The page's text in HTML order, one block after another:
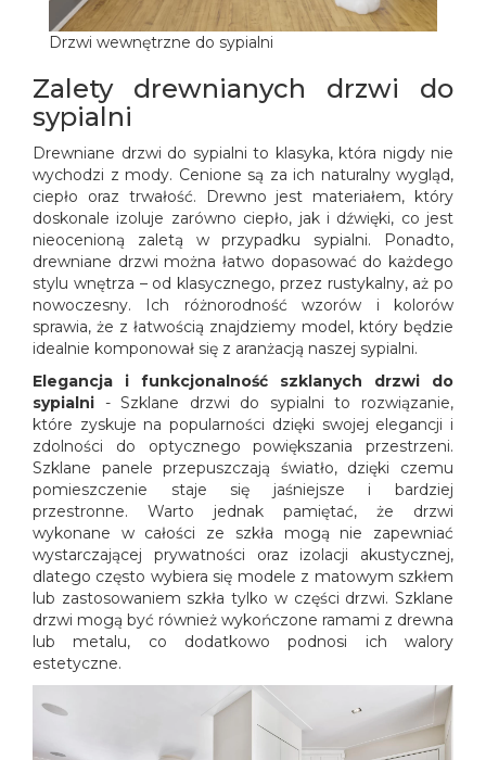
Drzwi wewnętrzne do sypialni
Zalety drewnianych drzwi do
sypialni
Drewniane drzwi do sypialni to klasyka, która nigdy nie
wychodzi z mody. Cenione są za ich naturalny wygląd,
ciepło oraz trwałość. Drewno jest materiałem, który
doskonale izoluje zarówno ciepło, jak i dźwięki, co jest
nieocenioną zaletą w przypadku sypialni. Ponadto,
drewniane drzwi można łatwo dopasować do każdego
stylu wnętrza – od klasycznego, przez rustykalny, aż po
nowoczesny. Ich różnorodność wzorów i kolorów
sprawia, że z łatwością znajdziemy model, który będzie
idealnie komponował się z aranżacją naszej sypialni.
Elegancja i funkcjonalność szklanych drzwi do
sypialni - Szklane drzwi do sypialni to rozwiązanie,
które zyskuje na popularności dzięki swojej elegancji i
zdolności do optycznego powiększania przestrzeni.
Szklane panele przepuszczają światło, dzięki czemu
pomieszczenie staje się jaśniejsze i bardziej
przestronne. Warto jednak pamiętać, że drzwi
wykonane w całości ze szkła mogą nie zapewniać
wystarczającej prywatności oraz izolacji akustycznej,
dlatego często wybiera się modele z matowym szkłem
lub zastosowaniem szkła tylko w części drzwi. Szklane
drzwi mogą być również wykończone ramami z drewna
lub metalu, co dodatkowo podnosi ich walory
estetyczne.